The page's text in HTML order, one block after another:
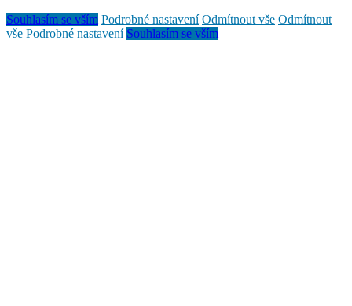
Souhlasím se vším Podrobné nastavení Odmítnout vše Odmítnout
vše Podrobné nastavení Souhlasím se vším